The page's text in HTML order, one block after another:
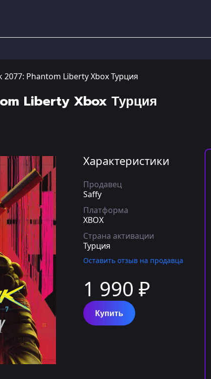
2077: Phantom Liberty Xbox Турция
Liberty Xbox Турция
Характеристики
Продавец
Saffy
Платформа
XBOX
Страна активации
Турция
Оставить отзыв на продавца
1 990 ₽
Купить